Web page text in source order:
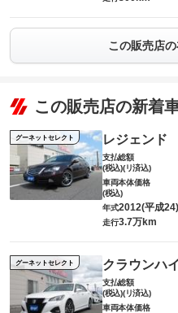
この販売店
この販売店の新着
グーネットセレクト レジェンド
支払総額
(税込)(リ済込)
車両本体価格
(税込)
年式2012(平成
走行3.7万km
グーネットセレクト クラウンハ
支払総額
(税込)(リ済込)
車両本体価格